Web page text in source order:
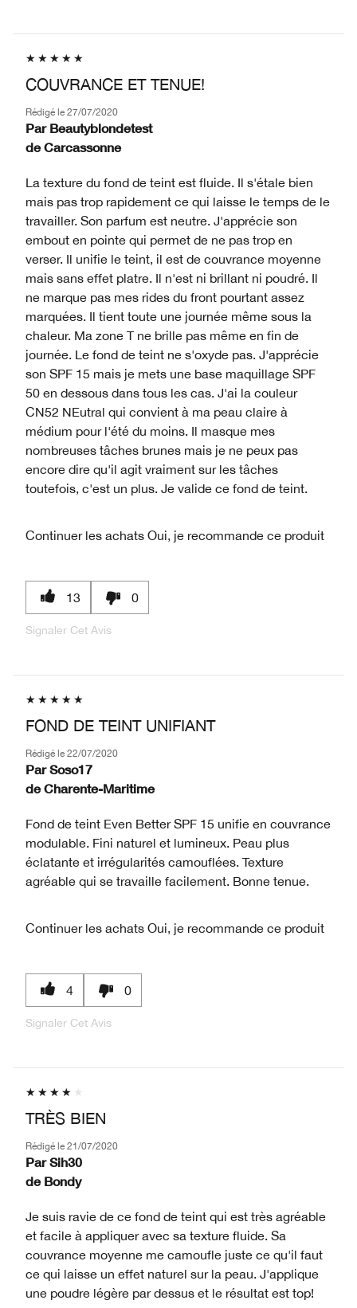
COUVRANCE ET TENUE!
Rédigé le 27/07/2020
Par Beautyblondetest
de Carcassonne
La texture du fond de teint est fluide. Il s'étale bien
mais pas trop rapidement ce qui laisse le temps de le
travailler. Son parfum est neutre. J'apprécie son
embout en pointe qui permet de ne pas trop en
verser. Il unifie le teint, il est de couvrance moyenne
mais sans effet platre. Il n'est ni brillant ni poudré. Il
ne marque pas mes rides du front pourtant assez
marquées. Il tient toute une journée même sous la
chaleur. Ma zone T ne brille pas même en fin de
journée. Le fond de teint ne s'oxyde pas. J'apprécie
son SPF 15 mais je mets une base maquillage SPF
50 en dessous dans tous les cas. J'ai la couleur
CN52 NEutral qui convient à ma peau claire à
médium pour l'été du moins. Il masque mes
nombreuses tâches brunes mais je ne peux pas
encore dire qu'il agit vraiment sur les tâches
toutefois, c'est un plus. Je valide ce fond de teint.
Continuer les achats Oui, je recommande ce produit
13 0
Signaler Cet Avis
FOND DE TEINT UNIFIANT
Rédigé le 22/07/2020
Par Soso17
de Charente-Maritime
Fond de teint Even Better SPF 15 unifie en couvrance
modulable. Fini naturel et lumineux. Peau plus
éclatante et irrégularités camouflées. Texture
agréable qui se travaille facilement. Bonne tenue.
Continuer les achats Oui, je recommande ce produit
4 0
Signaler Cet Avis
TRÈS BIEN
Rédigé le 21/07/2020
Par Sih30
de Bondy
Je suis ravie de ce fond de teint qui est très agréable
et facile à appliquer avec sa texture fluide. Sa
couvrance moyenne me camoufle juste ce qu'il faut
ce qui laisse un effet naturel sur la peau. J'applique
une poudre légère par dessus et le résultat est top!